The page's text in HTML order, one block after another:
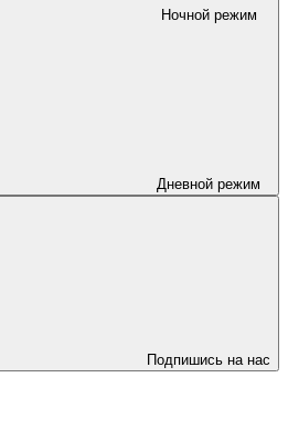
Ночной режим
Дневной режим
Подпишись на нас